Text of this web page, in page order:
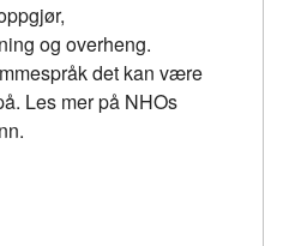
og overheng.
det kan være
Les mer på NHOs